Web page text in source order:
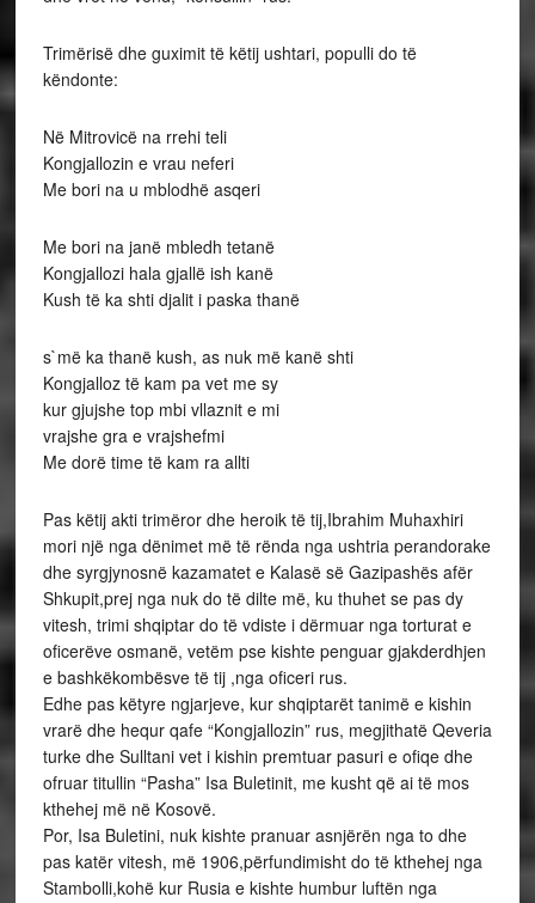
Trimërisë dhe guximit të këtij ushtari, populli do të
këndonte:
Në Mitrovicë na rrehi teli
Kongjallozin e vrau neferi
Me bori na u mblodhë asqeri
Me bori na janë mbledh tetanë
Kongjallozi hala gjallë ish kanë
Kush të ka shti djalit i paska thanë
s`më ka thanë kush, as nuk më kanë shti
Kongjalloz të kam pa vet me sy
kur gjujshe top mbi vllaznit e mi
vrajshe gra e vrajshefmi
Me dorë time të kam ra allti
Pas këtij akti trimëror dhe heroik të tij,Ibrahim Muhaxhiri
mori një nga dënimet më të rënda nga ushtria perandorake
dhe syrgjynosnë kazamatet e Kalasë së Gazipashës afër
Shkupit,prej nga nuk do të dilte më, ku thuhet se pas dy
vitesh, trimi shqiptar do të vdiste i dërmuar nga torturat e
oficerëve osmanë, vetëm pse kishte penguar gjakderdhjen
e bashkëkombësve të tij ,nga oficeri rus.
Edhe pas këtyre ngjarjeve, kur shqiptarët tanimë e kishin
vrarë dhe hequr qafe “Kongjallozin” rus, megjithatë Qeveria
turke dhe Sulltani vet i kishin premtuar pasuri e ofiqe dhe
ofruar titullin “Pasha” Isa Buletinit, me kusht që ai të mos
kthehej më në Kosovë.
Por, Isa Buletini, nuk kishte pranuar asnjërën nga to dhe
pas katër vitesh, më 1906,përfundimisht do të kthehej nga
Stambolli,kohë kur Rusia e kishte humbur luftën nga